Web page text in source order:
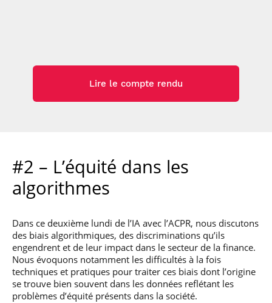
Télécharger la présentation Voir la vidéo
Sandrine Murcia
Télécharger la présentation Voir la vidéo
Lire le compte rendu
#2 – L’équité dans les
algorithmes
Dans ce deuxième lundi de l’IA avec l’ACPR, nous discutons
des biais algorithmiques, des discriminations qu’ils
engendrent et de leur impact dans le secteur de la finance.
Nous évoquons notamment les difficultés à la fois
techniques et pratiques pour traiter ces biais dont l’origine
se trouve bien souvent dans les données reflétant les
problèmes d’équité présents dans la société.